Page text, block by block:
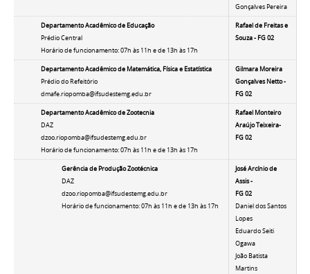
Gonçalves Pereira
Departamento Acadêmico de Educação
Prédio Central
Horário de funcionamento: 07h às 11h e de 13h às 17h
Rafael de Freitas e
Souza - FG 02
Departamento Acadêmico de Matemática, Física e Estatística
Prédio do Refeitório
dmafe.riopomba@ifsudestemg.edu.br
Gilmara Moreira
Gonçalves Netto -
FG 02
Departamento Acadêmico de Zootecnia
DAZ
dzoo.riopomba@ifsudestemg.edu.br
Horário de funcionamento: 07h às 11h e de 13h às 17h
Rafael Monteiro
Araújo Teixeira-
FG 02
Gerência de Produção Zootécnica
DAZ
dzoo.riopomba@ifsudestemg.edu.br
Horário de funcionamento: 07h às 11h e de 13h às 17h
José Arcínio de
Assis -
FG 02
Daniel dos Santos
Lopes
Eduardo Seiti
Ogawa
João Batista
Martins